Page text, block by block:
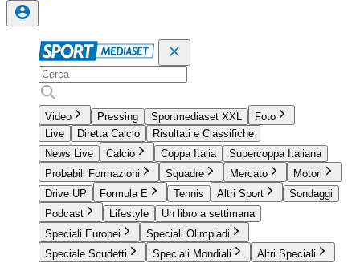
Video Pressing Sportmediaset XXL
Foto
Live
Diretta Calcio
Risultati e Classifiche
News Live
Calcio Coppa Italia
Supercoppa Italiana
Probabili Formazioni
Squadre Mercato
Motori
Drive UP
Formula E Tennis Altri Sport
Sondaggi
Podcast
Lifestyle
Un libro a settimana
Speciali Europei
Speciali Olimpiadi
Speciale Scudetti
Speciali Mondiali Altri Speciali